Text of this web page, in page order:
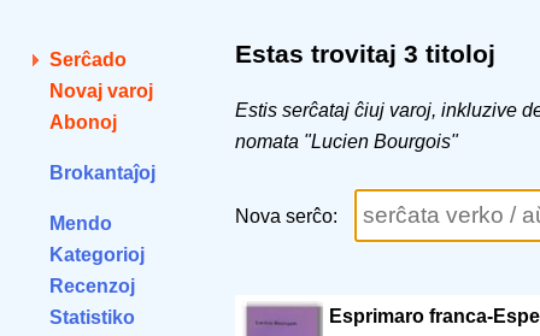
Serĉado
Novaj varoj
Abonoj
Brokantaĵoj
Mendo
Kategorioj
Recenzoj
Statistiko
Estas trovitaj 3 titoloj
Estis serĉataj ĉiuj varoj, inkluzive
nomata "Lucien Bourgois"
Nova serĉo:
Esprimaro franca-